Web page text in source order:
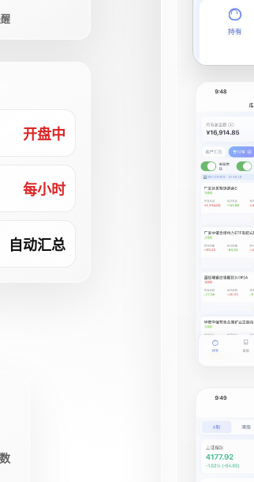
开盘中
每小时
自动汇总